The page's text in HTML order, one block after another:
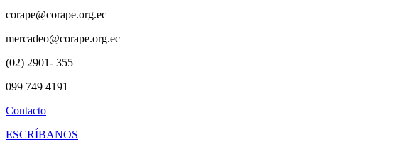
corape@corape.org.ec
mercadeo@corape.org.ec
(02) 2901- 355
099 749 4191
Contacto
ESCRÍBANOS